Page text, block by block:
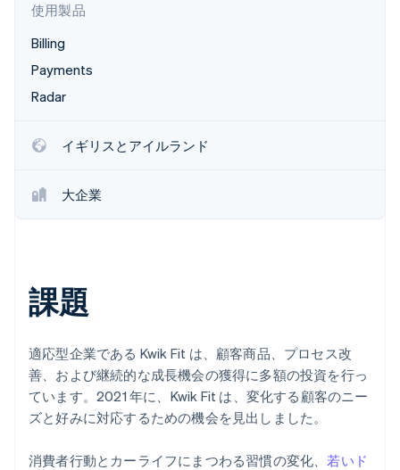
Atlas
スタートアップの企業設立
Climate
カーボンリムーバル
使用製品
Billing
Payments
Radar
イギリスとアイルランド
大企業
課題
適応型企業である Kwik Fit は、顧客商品、プロセス改
善、および継続的な成長機会の獲得に多額の投資を行っ
ています。2021 年に、Kwik Fit は、変化する顧客のニー
ズと好みに対応するための機会を見出しました。
消費者行動とカーライフにまつわる習慣の変化、 若いド